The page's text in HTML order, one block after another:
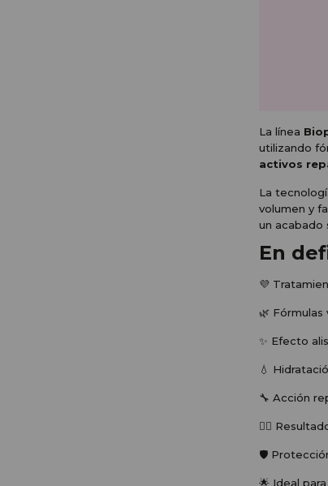
La línea
utilizando
activos
La
volumen y
un acabado
En
💜
🌿
✨ Efecto
💧
🔧 Acción
💇‍♀️
🛡️
🌟 Ideal